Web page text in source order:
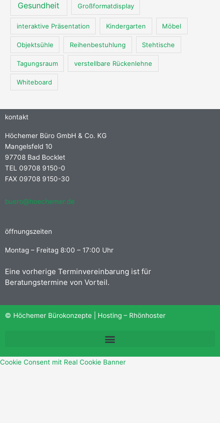
Gesundheit Großformatdisplay
interaktive Präsentation Kindergarten Möbel
Objektsühle Reihenbestuhlung Stehtische
Tagungsraum verstellbare Rückenlehne
Whiteboard
kontakt
Höchemer Büro GmbH & Co. KG
Mangelsfeld 10
97708 Bad Bocklet
TEL 09708 9150-0
FAX 09708 9150-30
buero@hoechemer.de
öffnungszeiten
Montag – Freitag 8:00 – 17:00 Uhr
Eine vorherige Terminvereinbarung ist für
Beratungstermine von Vorteil.
© Höchemer Bürokonzepte | Hosting – Rhönhoster
Cookie Consent mit Real Cookie Banner